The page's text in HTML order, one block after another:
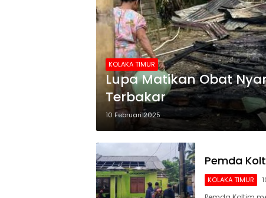
KOLAKA TIMUR
Lupa Matikan Obat
Terbakar
10 Februari 2025
Pemda
KOLAKA TIMUR